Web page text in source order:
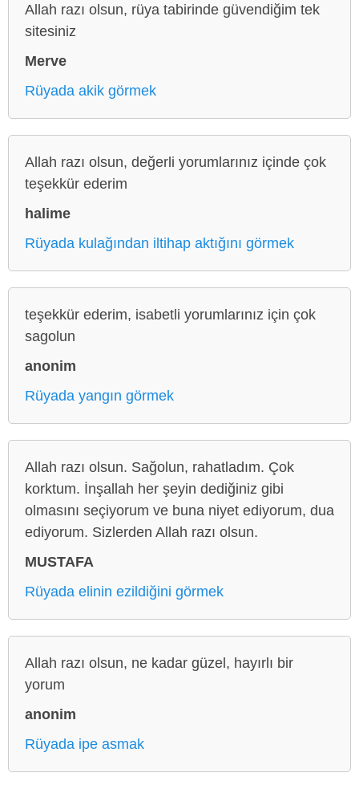
Allah razı olsun, rüya tabirinde güvendiğim tek
sitesiniz
Merve
Rüyada akik görmek
Allah razı olsun, değerli yorumlarınız içinde çok
teşekkür ederim
halime
Rüyada kulağından iltihap aktığını görmek
teşekkür ederim, isabetli yorumlarınız için çok
sagolun
anonim
Rüyada yangın görmek
Allah razı olsun. Sağolun, rahatladım. Çok
korktum. İnşallah her şeyin dediğiniz gibi
olmasını seçiyorum ve buna niyet ediyorum, dua
ediyorum. Sizlerden Allah razı olsun.
MUSTAFA
Rüyada elinin ezildiğini görmek
Allah razı olsun, ne kadar güzel, hayırlı bir
yorum
anonim
Rüyada ipe asmak